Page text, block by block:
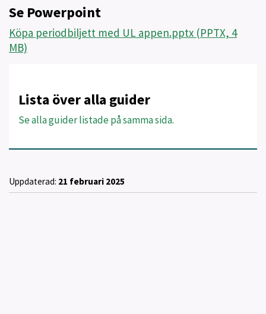
Se Powerpoint
Köpa periodbiljett med UL appen.pptx (PPTX, 4
MB)
Lista över alla guider
Se alla guider listade på samma sida.
Uppdaterad: 21 februari 2025